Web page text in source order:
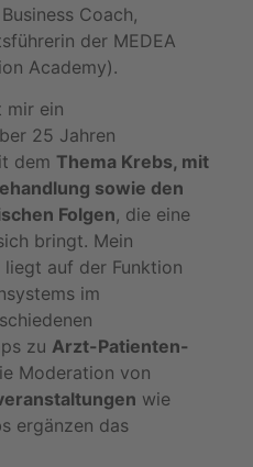
Coach,
der MEDEA
Academy).
mir ein
25 Jahren
dem Thema Krebs, mit
sowie den
Folgen, die eine
bringt. Mein
auf der Funktion
im
zu Arzt-Patienten-
Moderation von
wie
ergänzen das